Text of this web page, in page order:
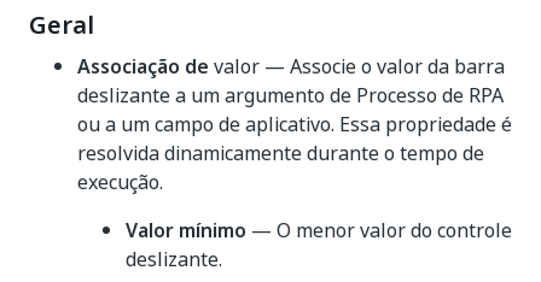
Geral
Associação de valor — Associe o valor da barra
deslizante a um argumento de Processo de RPA
ou a um campo de aplicativo. Essa propriedade é
resolvida dinamicamente durante o tempo de
execução.
Valor mínimo — O menor valor do controle
deslizante.